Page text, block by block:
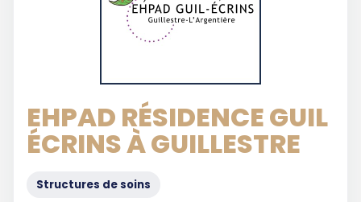
EHPAD RÉSIDENCE GUIL
ÉCRINS À GUILLESTRE
Structures de soins